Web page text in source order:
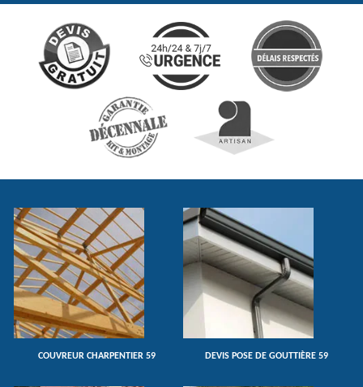
COUVREUR CHARPENTIER 59 DEVIS POSE DE GOUTTIÈRE 59